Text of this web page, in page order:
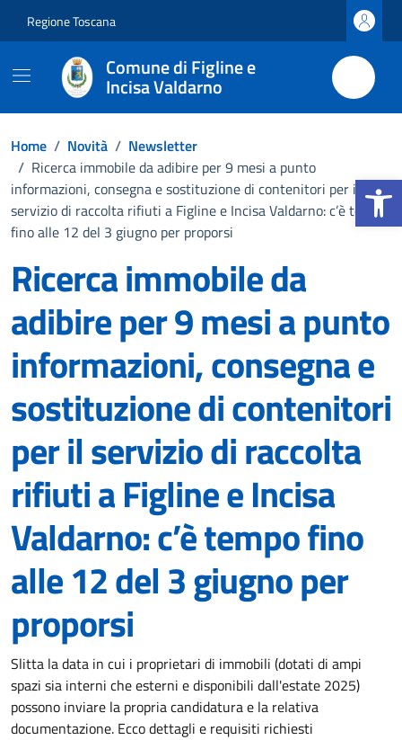
Apri la
Regione Toscana
Comune di Figline e
Incisa Valdarno
Home / Novità / Newsletter
/ Ricerca immobile da adibire per 9 mesi a punto
informazioni, consegna e sostituzione di contenitori per il
servizio di raccolta rifiuti a Figline e Incisa Valdarno: c’è tempo
fino alle 12 del 3 giugno per proporsi
Ricerca immobile da
adibire per 9 mesi a punto
informazioni, consegna e
sostituzione di contenitori
per il servizio di raccolta
rifiuti a Figline e Incisa
Valdarno: c’è tempo fino
alle 12 del 3 giugno per
proporsi
Dettagli della notizia
Slitta la data in cui i proprietari di immobili (dotati di ampi
spazi sia interni che esterni e disponibili dall'estate 2025)
possono inviare la propria candidatura e la relativa
documentazione. Ecco dettagli e requisiti richiesti